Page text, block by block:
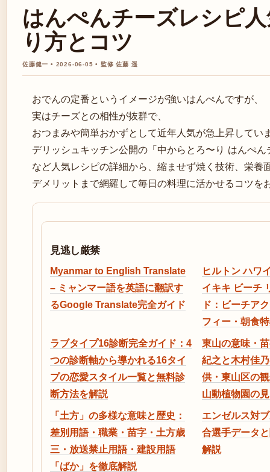
はんぺんチーズレシピ
り方とコツ
佐藤健一 • 2026-06-05 • 監修 佐藤 遥
おでんの定番というイメージが強いはんぺんですが、
実はチーズとの相性が抜群で、
おつまみや簡単おかずとして近年人気が急上昇してい
デリッシュキッチン公開の「中からとろ〜り はんぺ
など人気レシピの詳細から、縮ませず焼く技術、栄養
デメリットまで網羅して毎日の料理に活かせるコツを
見逃し厳禁
Myanmar to English Translate
– ミャンマー語を英語に翻訳す
るGoogle Translate完全ガイド
ヒルトン ハワ
イキキ ビーチ
ド：ビーチア
フィー・朝食
ラブタイプ16診断完全ガイド：4
つの診断軸から導かれる16タイ
プの恋愛スタイル一覧と無料診
断方法を解説
東山の意味・
紀之と木村佳
供・東山区の
山動植物園の
「土方」の多様な意味と歴史：
差別用語・職業・苗字・土方歳
三・放送禁止用語・建設用語
「ばか」を徹底解説
エンゼルス対
合選手データ
解説